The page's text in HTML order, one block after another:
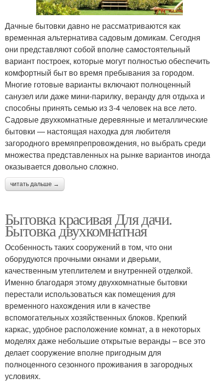
Дачные бытовки давно не рассматриваются как
временная альтернатива садовым домикам. Сегодня
они представляют собой вполне самостоятельный
вариант построек, которые могут полностью обеспечить
комфортный быт во время пребывания за городом.
Многие готовые варианты включают полноценный
санузел или даже мини-парилку, веранду для отдыха и
способны принять семью из 3-4 человек на все лето.
Садовые двухкомнатные деревянные и металлические
бытовки — настоящая находка для любителя
загородного времяпрепровождения, но выбрать среди
множества представленных на рынке вариантов иногда
оказывается довольно сложно.
читать дальше →
Бытовка красивая Для дачи.
Бытовка двухкомнатная
Особенность таких сооружений в том, что они
оборудуются прочными окнами и дверьми,
качественным утеплителем и внутренней отделкой.
Именно благодаря этому двухкомнатные бытовки
перестали использоваться как помещения для
временного нахождения или в качестве
вспомогательных хозяйственных блоков. Крепкий
каркас, удобное расположение комнат, а в некоторых
моделях даже небольшие открытые веранды – все это
делает сооружение вполне пригодным для
полноценного сезонного проживания в загородных
условиях.